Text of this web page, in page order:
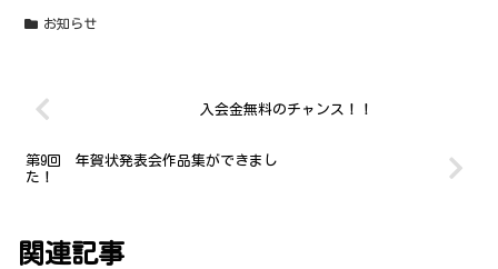
お知らせ
入会金無料のチャンス！！
第9回 年賀状発表会作品集ができまし
た！
関連記事